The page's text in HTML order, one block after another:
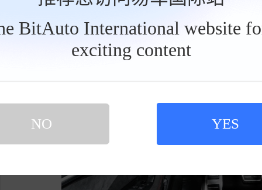
BitAuto International website
exciting content
NO YES